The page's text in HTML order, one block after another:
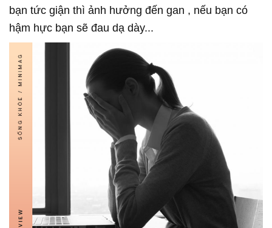
bạn tức giận thì ảnh hưởng đến gan , nếu bạn có
hậm hực bạn sẽ đau dạ dày...